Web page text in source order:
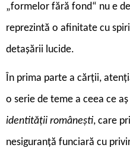
„formelor fără fond“ nu e
reprezintă o afinitate cu
detașării lucide.
În prima parte a cărții,
o serie de teme a ceea ce
identității românești, care
nesiguranță funciară cu